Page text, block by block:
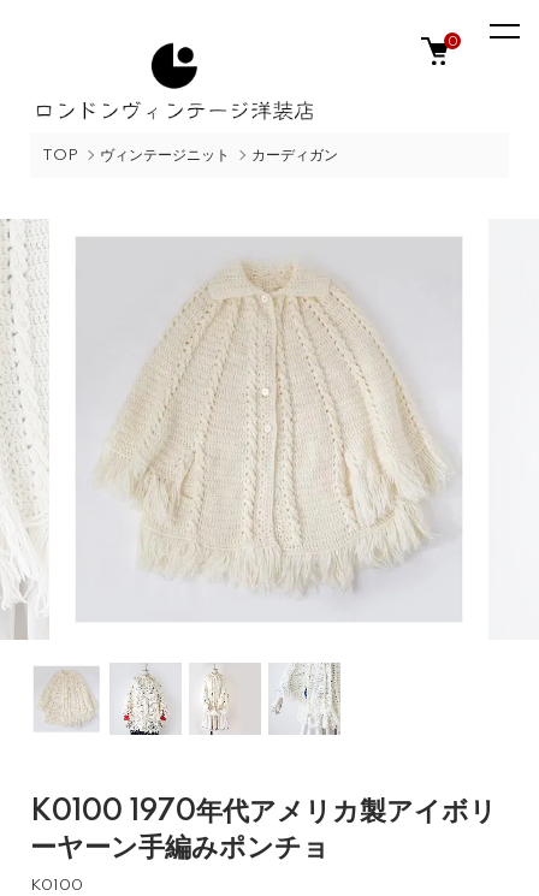
0
TOP ヴィンテージニット カーディガン
K0100 1970年代アメリカ製アイボリ
ーヤーン手編みポンチョ
K0100